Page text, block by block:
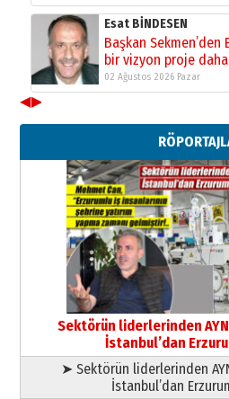
Başkan Sekmen’den
bir vizyon proje daha!
02 Ağustos 2026 Pazar
Kadir SABUNCUOĞLU
Erzurumspor’un
Kenan GÜLERCİ
Murat Şahsuvaroğlu
çıtayı yukarı taşırken,
yönetimdekiler aşağı
çekmemeli!
17 Şubat 2026 SalıOrhan BOZKURT
Bir fotoğraf, bir
gazeteci… Dizginler
elinde?
31 Mart 2026 Salı
A. Berhan Yılmaz
BİR BÖLÜM DEĞİL,
SEÇİYORSUNUZ…
ATATÜRK
◀▶
Sektörün liderlerinden
İstanbul’dan
➤ Sektörün liderlerinden
İstanbul’dan